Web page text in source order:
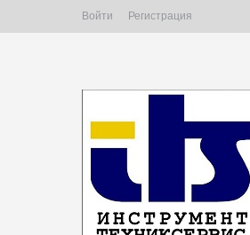
Войти Регистрация